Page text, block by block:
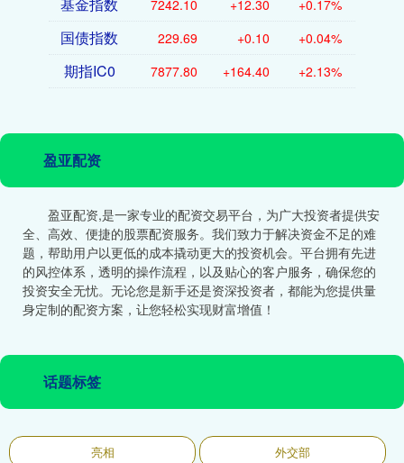
基金指数 7242.10 +12.30 +0.17%
国债指数 229.69 +0.10 +0.04%
期指IC0 7877.80 +164.40 +2.13%
盈亚配资
盈亚配资,是一家专业的配资交易平台，为广大投资者提供安
全、高效、便捷的股票配资服务。我们致力于解决资金不足的难
题，帮助用户以更低的成本撬动更大的投资机会。平台拥有先进
的风控体系，透明的操作流程，以及贴心的客户服务，确保您的
投资安全无忧。无论您是新手还是资深投资者，都能为您提供量
身定制的配资方案，让您轻松实现财富增值！
话题标签
亮相 外交部